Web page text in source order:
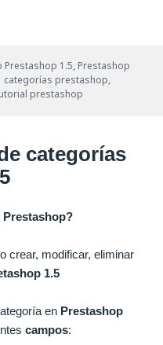
imágenes de las categorías
Prestashop 1.5, Prestashop
Etiquetas
categorías prestashop,
prestashop
categorías
Prestashop?
crear, modificar, eliminar
1.5
en Prestashop
campos: